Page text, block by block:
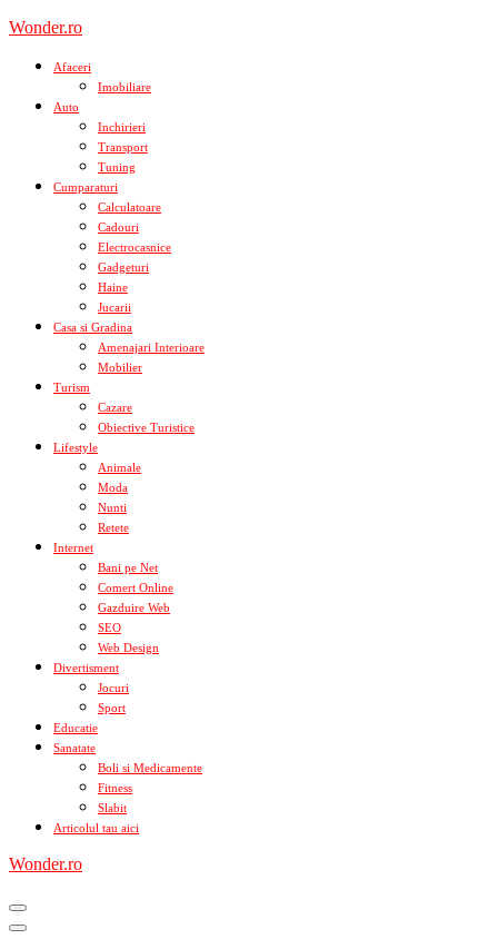
Skip
content
Wonder.ro
Afaceri
Imobiliare
Auto
Inchirieri
Transport
Tuning
Cumparaturi
Calculatoare
Cadouri
Electrocasnice
Gadgeturi
Haine
Jucarii
Casa si Gradina
Amenajari Interioare
Mobilier
Turism
Cazare
Obiective Turistice
Lifestyle
Animale
Moda
Nunti
Retete
Internet
Bani pe Net
Comert Online
Gazduire Web
SEO
Web Design
Divertisment
Jocuri
Sport
Educatie
Sanatate
Boli si Medicamente
Fitness
Slabit
Articolul tau aici
Wonder.ro